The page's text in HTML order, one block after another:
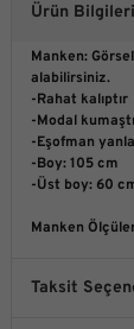
Ürün Bilgileri
Manken:
alabilirsiniz.
-Rahat kalıptır
-Modal
-Eşofman
-Boy: 105 cm
-Üst boy: 60
Manken
Taksit